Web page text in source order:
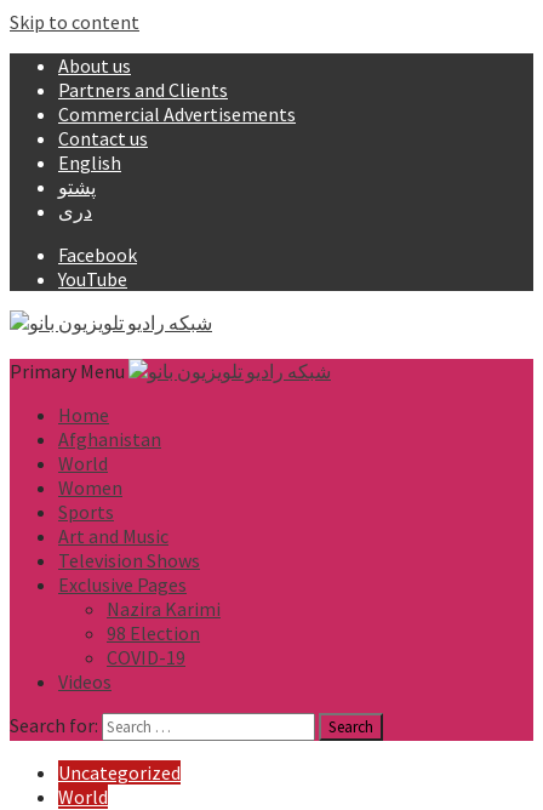
Skip to content
About us
Partners and Clients
Commercial Advertisements
Contact us
English
پشتو
دری
Facebook
YouTube
Primary Menu
Home
Afghanistan
World
Women
Sports
Art and Music
Television Shows
Exclusive Pages
Nazira Karimi
98 Election
COVID-19
Videos
Search for:
Uncategorized
World